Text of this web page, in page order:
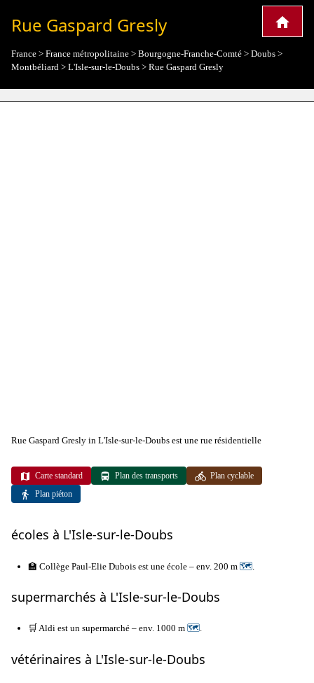
Rue Gaspard Gresly
France > France métropolitaine > Bourgogne-Franche-Comté > Doubs >
Montbéliard > L'Isle-sur-le-Doubs > Rue Gaspard Gresly
Rue Gaspard Gresly in L'Isle-sur-le-Doubs est une rue résidentielle
Carte standard Plan des transports
Plan cyclable
Plan piéton
écoles à L'Isle-sur-le-Doubs
🏫 Collège Paul-Elie Dubois est une école – env. 200 m 🗺
supermarchés à L'Isle-sur-le-Doubs
🛒 Aldi est un supermarché – env. 1000 m 🗺.
vétérinaires à L'Isle-sur-le-Doubs